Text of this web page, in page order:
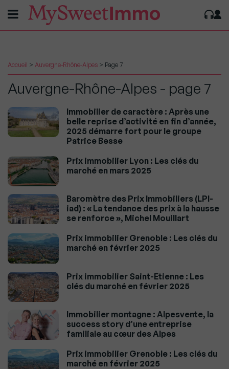
Accueil > Auvergne-Rhône-Alpes > Page 7
Auvergne-Rhône-Alpes - page 7
Immobilier de caractère : Après une
belle reprise d’activité en fin d’année,
2025 démarre fort pour le groupe
Patrice Besse
Prix immobilier Lyon : Les clés du
marché en mars 2025
Baromètre des Prix Immobiliers (LPI-
iad) : « La tendance des prix à la hausse
se renforce », Michel Mouillart
Prix immobilier Grenoble : Les clés du
marché en février 2025
Prix immobilier Saint-Etienne : Les
clés du marché en février 2025
Immobilier montagne : Alpesvente, la
success story d’une entreprise
familiale au cœur des Alpes
Prix immobilier Grenoble : Les clés du
marché en février 2025